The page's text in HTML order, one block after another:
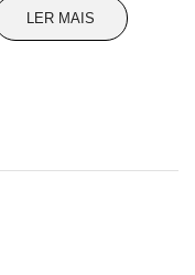
original
LER MAIS